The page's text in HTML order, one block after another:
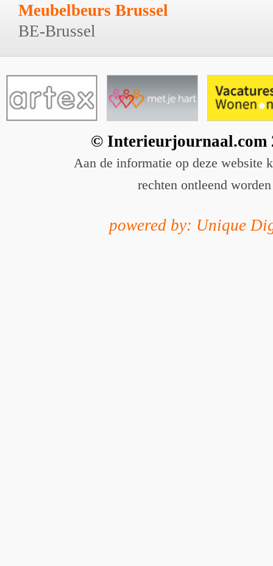
Meubelbeurs Brussel
BE-Brussel
© Interieurjournaal.com
Aan de informatie op deze website
rechten ontleend worden
powered by: Unique